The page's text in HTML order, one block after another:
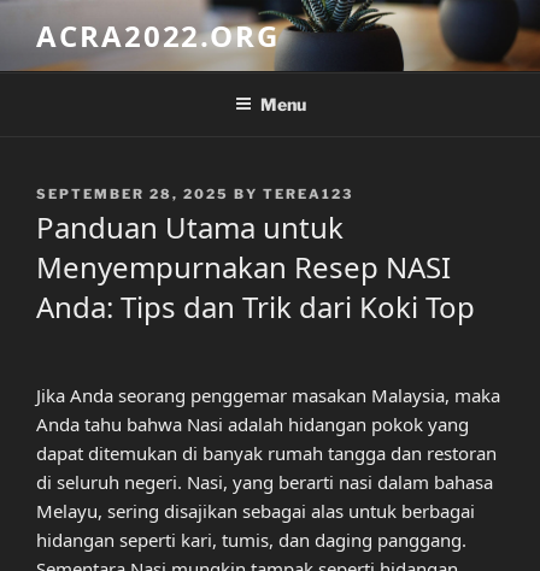
content
ACRA2022.ORG
Menu
POSTED
SEPTEMBER 28, 2025 BY TEREA123
Panduan Utama untuk
Menyempurnakan Resep NASI
Anda: Tips dan Trik dari Koki Top
Jika Anda seorang penggemar masakan Malaysia, maka
Anda tahu bahwa Nasi adalah hidangan pokok yang
dapat ditemukan di banyak rumah tangga dan restoran
di seluruh negeri. Nasi, yang berarti nasi dalam bahasa
Melayu, sering disajikan sebagai alas untuk berbagai
hidangan seperti kari, tumis, dan daging panggang.